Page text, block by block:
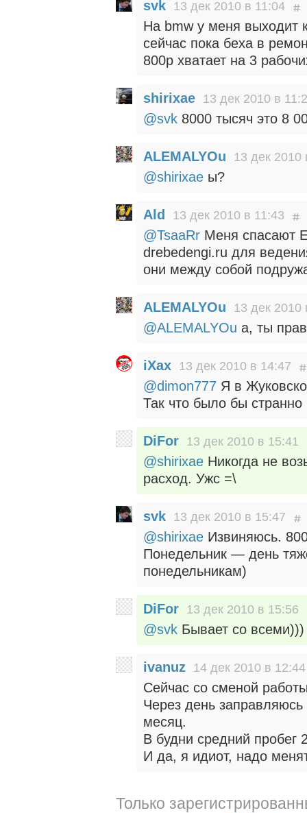
svk 13 дек 2010 в 11:04
На bmw у меня выходит
сейчас пока беха в
800р хватает на 3
shirixae 13 дек 2010 в
@svk 8000 тысяч это 8
ALEMALYOu 13 дек 2010
@shirixae ы?
Ald 13 дек 2010 в 11:43
@TsaaRr Меня спасают
drebedengi.ru для
они между собой
ALEMALYOu 13 дек 2010
@ALEMALYOu а, ты
iXax 13 дек 2010 в 14:47
@dimon777 Я в
Так что было бы странно
DiFor 13 дек 2010 в 15:41
@shirixae Никогда не
расход. Ужс =\
svk 13 дек 2010 в 15:47
@shirixae Извиняюсь.
Понедельник — день
понедельникам)
DiFor 13 дек 2010 в 15:56
@svk Бывает со всеми)))
ivanuz 14 дек 2010 в 12:44
Сейчас со сменой
Через день
месяц.
В будни средний
И да, я идиот, надо
Только